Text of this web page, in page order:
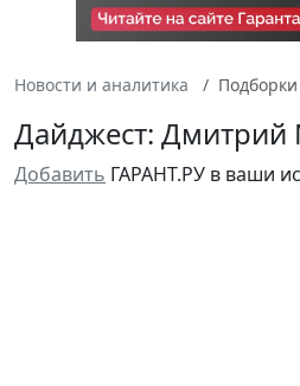
Новости и аналитика
Дайджест: Дмитрий
Добавить ГАРАНТ.РУ в ваши